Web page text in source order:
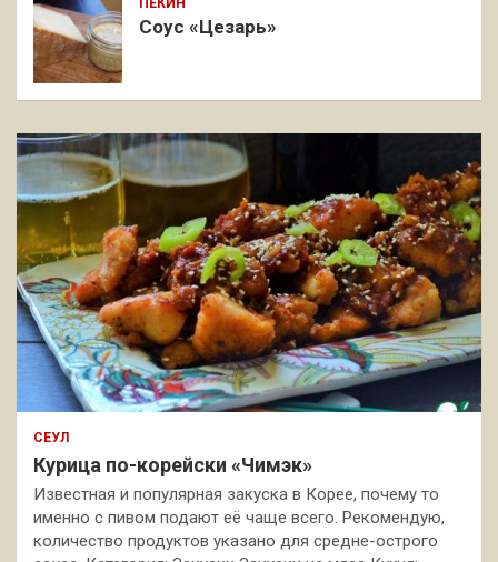
ПЕКИН
Соус «Цезарь»
СЕУЛ
Курица по-корейски «Чимэк»
Известная и популярная закуска в Корее, почему то
именно с пивом подают её чаще всего. Рекомендую,
количество продуктов указано для средне-острого